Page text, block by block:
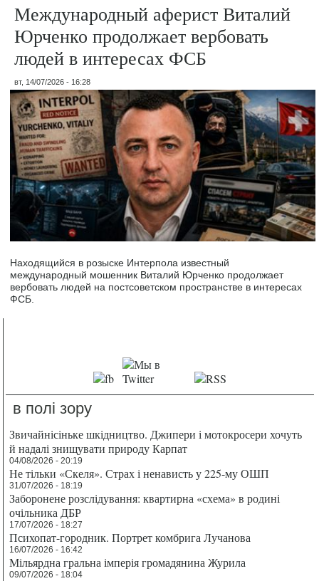
Международный аферист Виталий
Юрченко продолжает вербовать
людей в интересах ФСБ
вт, 14/07/2026 - 16:28
Находящийся в розыске Интерпола известный
международный мошенник Виталий Юрченко продолжает
вербовать людей на постсоветском пространстве в интересах
ФСБ.
в полі зору
Звичайнісіньке шкідництво. Джипери і мотокросери хочуть
й надалі знищувати природу Карпат
04/08/2026 - 20:19
Не тільки «Скеля». Страх і ненависть у 225-му ОШП
31/07/2026 - 18:19
Заборонене розслідування: квартирна «схема» в родині
очільника ДБР
17/07/2026 - 18:27
Психопат-городник. Портрет комбрига Лучанова
16/07/2026 - 16:42
Мільярдна гральна імперія громадянина Журила
09/07/2026 - 18:04